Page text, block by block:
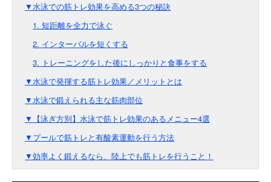
▼水泳での筋トレ効果を高める3つの秘訣
1. 短距離を全力で泳ぐ
2. インターバルを短くする
3. トレーニングをした後にしっかりと食事をする
▼水泳で発揮する筋トレ効果／メリットとは
▼水泳で鍛えられる主な筋肉部位
▼【泳ぎ方別】水泳で筋トレ効果のあるメニュー4選
▼プールで筋トレと有酸素運動を行う方法
▼効率よく鍛えるなら、陸上でも筋トレを行うこと！